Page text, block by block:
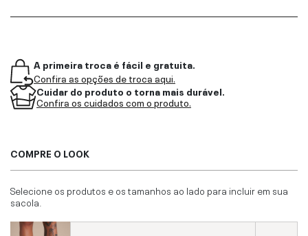
A primeira troca é fácil e gratuita.
Confira as opções de troca aqui.
Cuidar do produto o torna mais durável.
Confira os cuidados com o produto.
COMPRE O LOOK
Selecione os produtos e os tamanhos ao lado para incluir em sua
sacola.